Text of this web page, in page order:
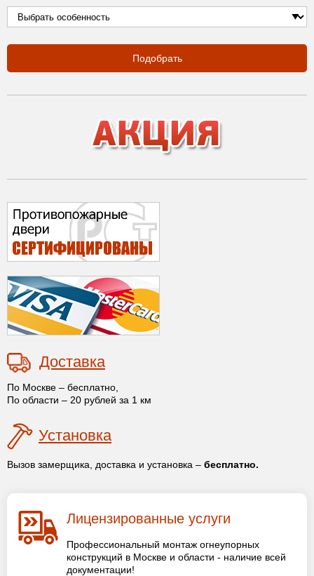
Подобрать
Доставка
По Москве – бесплатно,
По области – 20 рублей за 1 км
Установка
Вызов замерщика, доставка и установка – бесплатно.
Лицензированные услуги
Профессиональный монтаж огнеупорных
конструкций в Москве и области - наличие всей
документации!